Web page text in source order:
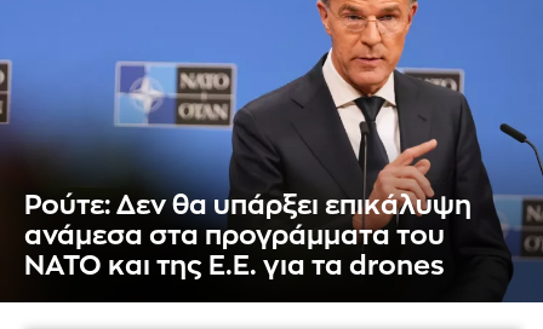
Ρούτε: Δεν θα υπάρξει επικάλυψη
ανάμεσα στα προγράμματα του
ΝΑΤΟ και της Ε.Ε. για τα drones